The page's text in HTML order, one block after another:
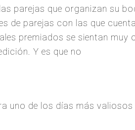
parejas que organizan su
de parejas con las que cuenta
premiados se sientan muy
Y es que no
uno de los días más valiosos